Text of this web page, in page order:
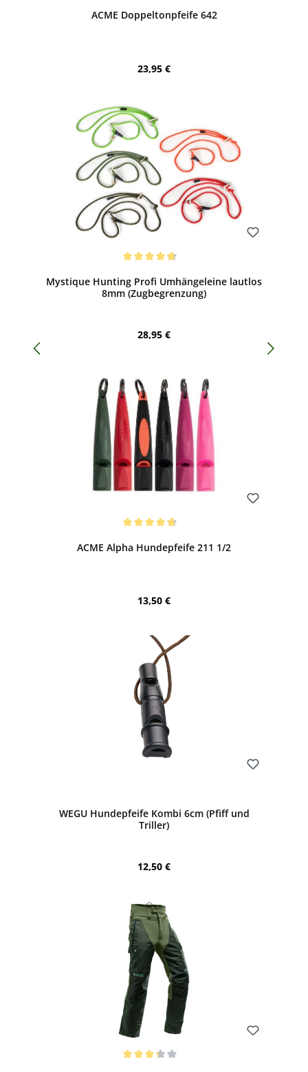
ACME Doppeltonpfeife 642
Regulärer Preis:
23,95 €
Mystique Hunting Profi Umhängeleine lautlos
8mm (Zugbegrenzung)
Regulärer Preis:
28,95 €
ACME Alpha Hundepfeife 211 1/2
Regulärer Preis:
13,50 €
WEGU Hundepfeife Kombi 6cm (Pfiff und
Triller)
Regulärer Preis:
12,50 €